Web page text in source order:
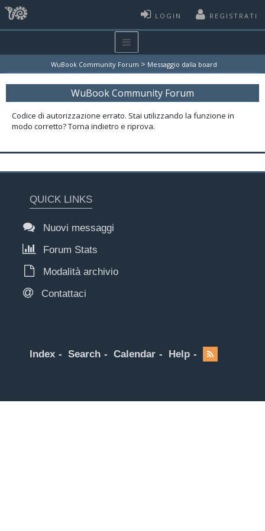
LOGIN REGISTRATI
WuBook Community Forum > Messaggio dalla board
WuBook Community Forum
Codice di autorizzazione errato. Stai utilizzando la funzione in
modo corretto? Torna indietro e riprova.
QUICK LINKS
Nuovi messaggi
Forum Stats
Modalità archivio
Contattaci
Index Search Calendar Help